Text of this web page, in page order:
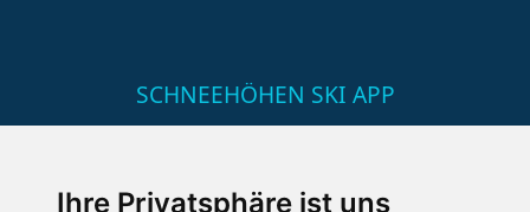
Ihre Privatsphäre ist uns
SCHNEEHÖHEN SKI APP